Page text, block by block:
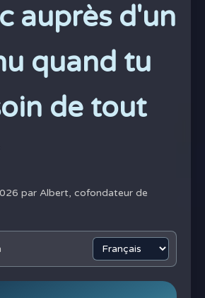
auprès d'un
quand tu
de tout
par Albert, cofondateur de